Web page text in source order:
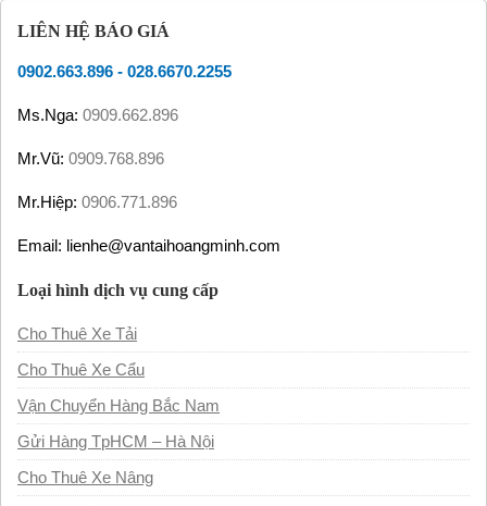
LIÊN HỆ BÁO GIÁ
0902.663.896 - 028.6670.2255
Ms.Nga: 0909.662.896
Mr.Vũ: 0909.768.896
Mr.Hiệp: 0906.771.896
Email: lienhe@vantaihoangminh.com
Loại hình dịch vụ cung cấp
Cho Thuê Xe Tải
Cho Thuê Xe Cẩu
Vận Chuyển Hàng Bắc Nam
Gửi Hàng TpHCM – Hà Nội
Cho Thuê Xe Nâng